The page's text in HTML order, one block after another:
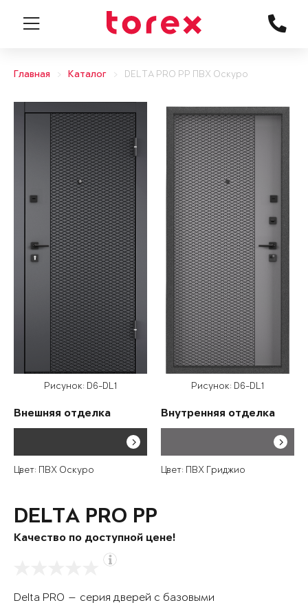
Главная Каталог DELTA PRO PP ПВХ Оскуро
Рисунок: D6-DL1
Внешняя отделка
Цвет: ПВХ Оскуро
Рисунок: D6-DL1
Внутренняя отделка
Цвет: ПВХ Гриджио
DELTA PRO PP
Качество по доступной цене!
Delta PRO — серия дверей с базовыми